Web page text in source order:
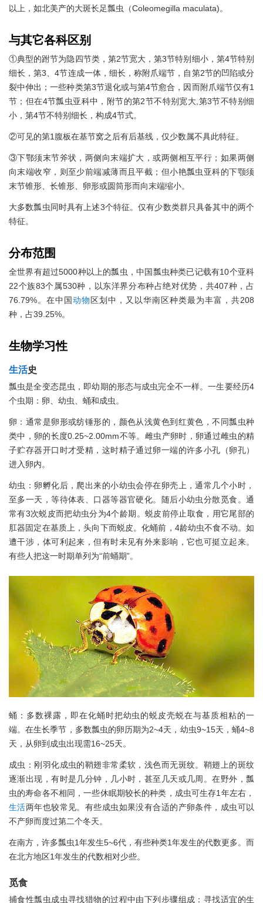
以上，如北美产的大斑长足瓢虫（Coleomegilla maculata)。
与其它各科区别
①典型的跗节为隐四节类，第2节宽大，第3节特别细小，第4节特别
细长，第3、4节连成一体，细长，称附爪端节，自第2节的凹陷或分
裂中伸出；一些种类第3节退化或与第4节愈合，因而附爪端节仅有1
节；但在4节瓢虫亚科中，附节的第2节不特别宽大,第3节不特别细
小，第4节不特别细长，构成4节式。
②可见的第1腹板在基节窝之后有后基线，仅少数属不具此特征。
③下鄂须末节斧状，两侧向末端扩大，或两侧相互平行；如果两侧
向末端收窄，则至少前端减薄而且平截；但小艳瓢虫亚科的下颚须
末节锥形、长锥形、卵形或圆筒形而向末端缩小。
大多数瓢虫同时具有上述3个特征。仅有少数类群只具备其中的两个
特征。
分布范围
全世界有超过5000种以上的瓢虫，中国瓢虫种类已记载有10个亚科
22个族83个属530种，以东洋界分布种占绝对优势，共407种，占
76.79%。在中国动物 区划中，又以华南区种类最为丰富，共208
种，占39.25%。
生物学习性
生活史
瓢虫是全变态昆虫，即幼期的形态与成虫完全不一样。一生要经历4
个虫期：卵、幼虫、蛹和成虫。
卵：通常是卵形或纺锤形的，颜色从浅黄色到红黄色，不同瓢虫种
类中，卵的长度0.25~2.00mm不等。雌虫产卵时，卵通过雌虫的精
子贮存器开口时才受精，这时精子通过卵一端的许多小孔（卵孔）
进入卵内。
幼虫：卵孵化后，爬出来的小幼虫会停在卵壳上，通常几个小时，
至多一天，等待体表、口器等器官硬化。随后小幼虫分散觅食。通
常有3次蜕皮而把幼虫分为4个龄期。蜕皮前停止取食，用它尾部的
肛器固定在基质上，头向下而蜕皮。化蛹前，4龄幼虫不食不动。如
遭干涉，体可利起来，但有时未见有外来影响，它也可挺立起来。
有些人把这一时期单列为“前蛹期”。
蛹：多数裸露，即在化蛹时把幼虫的蜕皮壳蜕在与基质相粘的一
端。在生长季节，多数瓢虫的卵历期为2~4天，幼虫9~15天，蛹4~8
天，从卵到成虫出现需16~25天。
成虫：刚羽化成虫的鞘翅非常柔软，浅色而无斑纹。鞘翅上的斑纹
逐渐出现，有时是几分钟，几小时，甚至几天或几周。在野外，瓢
虫的寿命各不相同，一些休眠期较长的种类，成虫可生存1年左右，
生活两年也较常见。有些成虫如果没有合适的产卵条件，成虫可以
不产卵而度过第二个冬天。
在南方，许多瓢虫1年发生5~6代，有些种类1年发生的代数更多。而
在北方地区1年发生的代数相对少些。
觅食
捕食性瓢虫成虫寻找猎物的过程中由下列步骤组成：寻找适宜的生